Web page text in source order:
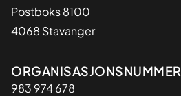
Postboks 8100
4068 Stavanger
Organisasjon
ORGANISASJONSNUMMER
983 974 678